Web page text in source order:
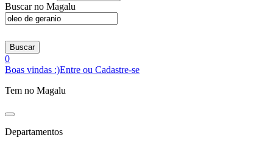
Buscar no Magalu
Buscar
0
Boas vindas :)Entre ou Cadastre-se
Tem no Magalu
Departamentos